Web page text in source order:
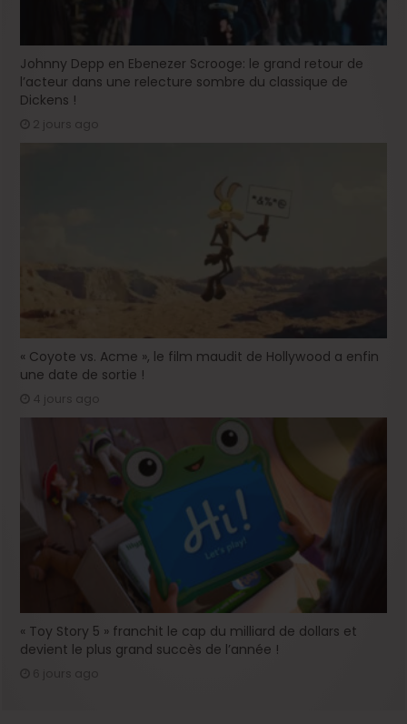
Johnny Depp en Ebenezer Scrooge: le grand retour de
l’acteur dans une relecture sombre du classique de
Dickens !
2 jours ago
« Coyote vs. Acme », le film maudit de Hollywood a enfin
une date de sortie !
4 jours ago
« Toy Story 5 » franchit le cap du milliard de dollars et
devient le plus grand succès de l’année !